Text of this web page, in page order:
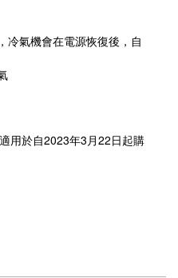
冷氣機會在電源恢復後，自
用於自2023年3月22日起購